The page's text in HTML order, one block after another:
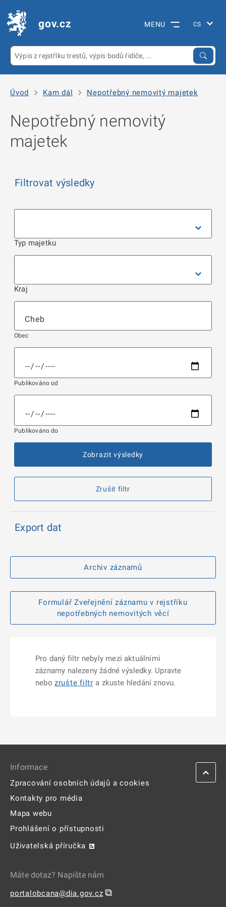
gov.cz MENU
Úvod Kam dál Nepotřebný nemovitý majetek
Nepotřebný nemovitý
majetek
Filtrovat výsledky
Typ majetku
Kraj
Obec
Publikováno od
Publikováno do
Zobrazit výsledky
Zrušit filtr
Export dat
Archiv záznamů
Formulář Zveřejnění záznamu v rejstříku
nepotřebných nemovitých věcí
Pro daný filtr nebyly mezi aktuálními
záznamy nalezeny žádné výsledky. Upravte
nebo zrušte filtr a zkuste hledání znovu.
Informace
Zpracování osobních údajů a cookies
Kontakty pro média
Mapa webu
Prohlášení o přístupnosti
Uživatelská příručka
Máte dotaz? Napište nám
portalobcana@dia.gov.cz ⧉